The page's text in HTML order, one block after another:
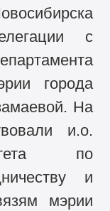
с
города
На
и.о.
по
и
мэрии